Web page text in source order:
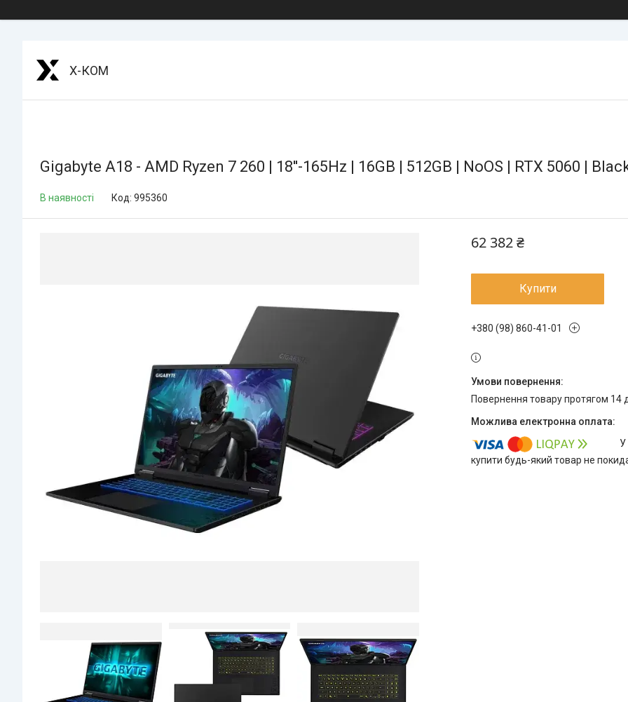
Х-КОМ
Gigabyte A18 - AMD Ryzen 7 260 | 18''-165Hz | 16GB | 512GB | NoOS | RTX 5060 |
В наявності Код: 995360
62 382 ₴
Купити
+380 (98) 860-41-01
повернення товару протягом 14
У
купити будь-який товар не